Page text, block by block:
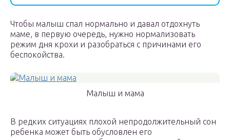
Чтобы малыш спал нормально и давал отдохнуть
маме, в первую очередь, нужно нормализовать
режим дня крохи и разобраться с причинами его
беспокойства.
Малыш и мама
В редких ситуациях плохой непродолжительный сон
ребенка может быть обусловлен его